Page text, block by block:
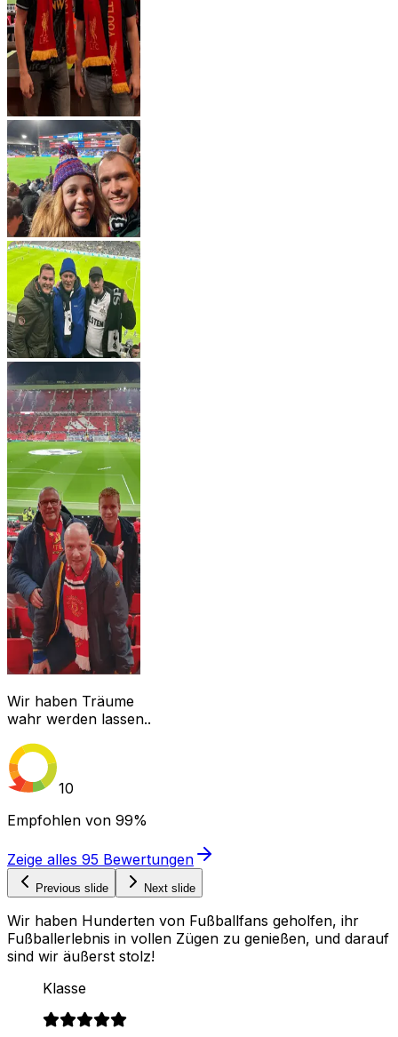
Wir haben Träume
wahr werden lassen..
10
Empfohlen von 99%
Zeige alles 95 Bewertungen
Previous slide Next slide
Wir haben Hunderten von Fußballfans geholfen, ihr
Fußballerlebnis in vollen Zügen zu genießen, und darauf
sind wir äußerst stolz!
Klasse